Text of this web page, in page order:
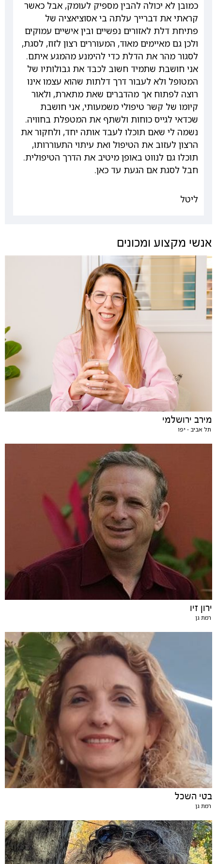
כמובן לא יכולה להבין מספיק לעומק, אבל כאשר
קראתי את דברייך עלתה בי אסוציאציה של
פתיחת דלת לאזורים נפשיים ובין אישיים עמוקים
ולכן גם מאיימים מאוד, המעוררים רצון לזוז, לסגת,
לסגור מהר את הדלת כדי להימנע מהמגע איתם.
אני חושבת שתמיד חשוב לכבד את גבולותיו של
המטופל ולא לעבור דרך דלתות שהוא עצמו אינו
רוצה לפתוח אך מהדברים שאת מתארת, ולאור
קיומו של קשר טיפולי משמעותי, אני חושבת
שכדאי לגייס כוחות ולשתף את המטפלת בחוויה.
נשמה לי שאם תוכלו לעבד אותה יחד, ולחקור את
הרצון לעזוב את הטיפול ואת עיתוי התעוררותו,
תוכלו גם לנווט באופן מיטיב את הדרך הטיפולית.
חבל לסגת אם הגעת עד כאן.
ליטל
אנשי מקצוע ומכונים
מירב ירושלמי
תל אביב - יפו
ירון זיו
רמת גן
בטי השכל
רמת גן